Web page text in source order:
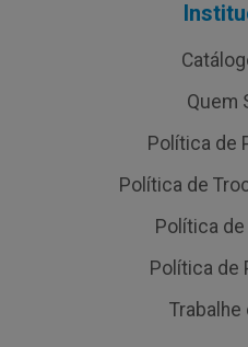
Quem
Política de
Política de
Política
Política de